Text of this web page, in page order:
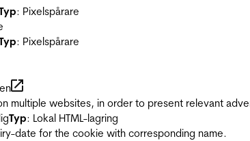
: Pixelspårare
: Pixelspårare
multiple websites, in order to present relevant
Typ: Lokal HTML-lagring
date for the cookie with corresponding name.